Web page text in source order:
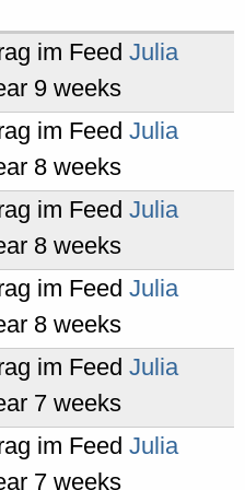
im Feed Julia
9 weeks
im Feed Julia
8 weeks
im Feed Julia
8 weeks
im Feed Julia
8 weeks
im Feed Julia
7 weeks
im Feed Julia
7 weeks